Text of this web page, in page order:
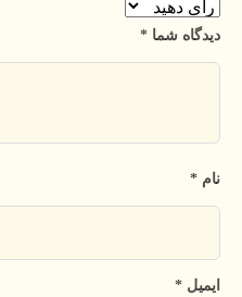
دیدگاه شما *
نام *
ایمیل *